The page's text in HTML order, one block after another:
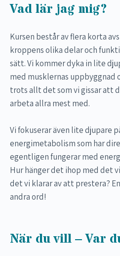
Vad lär jag mig?
Kursen består av flera korta
kroppens olika delar och
sätt. Vi kommer dyka in lite
med musklernas uppbyggnad
trots allt det som vi gissar att
arbeta allra mest med.
Vi fokuserar även lite djupare
energimetabolism som har
egentligen fungerar med
Hur hänger det ihop med det
det vi klarar av att prestera?
andra ord!
När du vill – Var